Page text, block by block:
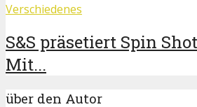
Verschiedenes
S&S präsetiert Spin
Mit...
über den Autor